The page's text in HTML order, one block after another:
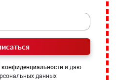
конфиденциальности и даю
данных